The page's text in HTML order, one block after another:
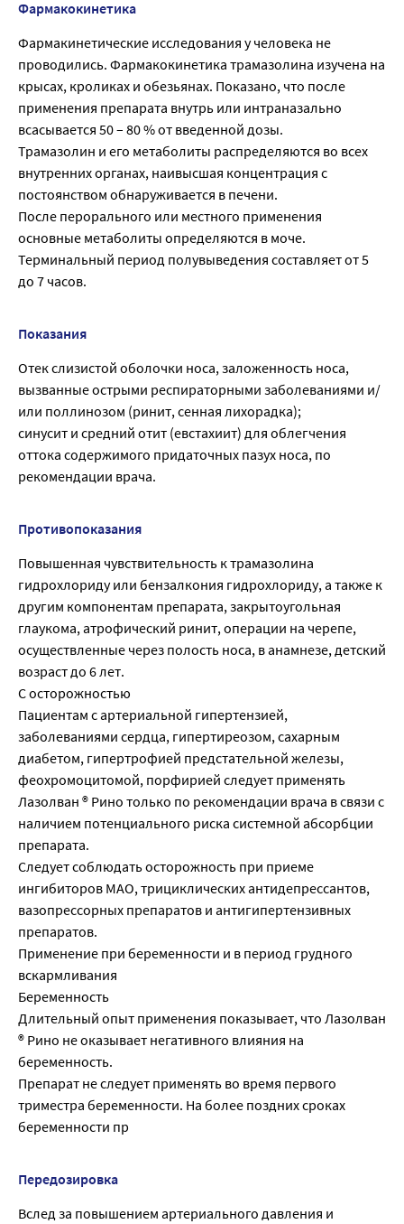
Фармакокинетика
Фармакинетические исследования у человека не
проводились. Фармакокинетика трамазолина изучена на
крысах, кроликах и обезьянах. Показано, что после
применения препарата внутрь или интраназально
всасывается 50 – 80 % от введенной дозы.
Трамазолин и его метаболиты распределяются во всех
внутренних органах, наивысшая концентрация с
постоянством обнаруживается в печени.
После перорального или местного применения
основные метаболиты определяются в моче.
Терминальный период полувыведения составляет от 5
до 7 часов.
Показания
Отек слизистой оболочки носа, заложенность носа,
вызванные острыми респираторными заболеваниями и/
или поллинозом (ринит, сенная лихорадка);
синусит и средний отит (евстахиит) для облегчения
оттока содержимого придаточных пазух носа, по
рекомендации врача.
Противопоказания
Повышенная чувствительность к трамазолина
гидрохлориду или бензалкония гидрохлориду, а также к
другим компонентам препарата, закрытоугольная
глаукома, атрофический ринит, операции на черепе,
осуществленные через полость носа, в анамнезе, детский
возраст до 6 лет.
С осторожностью
Пациентам с артериальной гипертензией,
заболеваниями сердца, гипертиреозом, сахарным
диабетом, гипертрофией предстательной железы,
феохромоцитомой, порфирией следует применять
Лазолван ® Рино только по рекомендации врача в связи с
наличием потенциального риска системной абсорбции
препарата.
Следует соблюдать осторожность при приеме
ингибиторов МАО, трициклических антидепрессантов,
вазопрессорных препаратов и антигипертензивных
препаратов.
Применение при беременности и в период грудного
вскармливания
Беременность
Длительный опыт применения показывает, что Лазолван
® Рино не оказывает негативного влияния на
беременность.
Препарат не следует применять во время первого
триместра беременности. На более поздних сроках
беременности пр
Передозировка
Вслед за повышением артериального давления и